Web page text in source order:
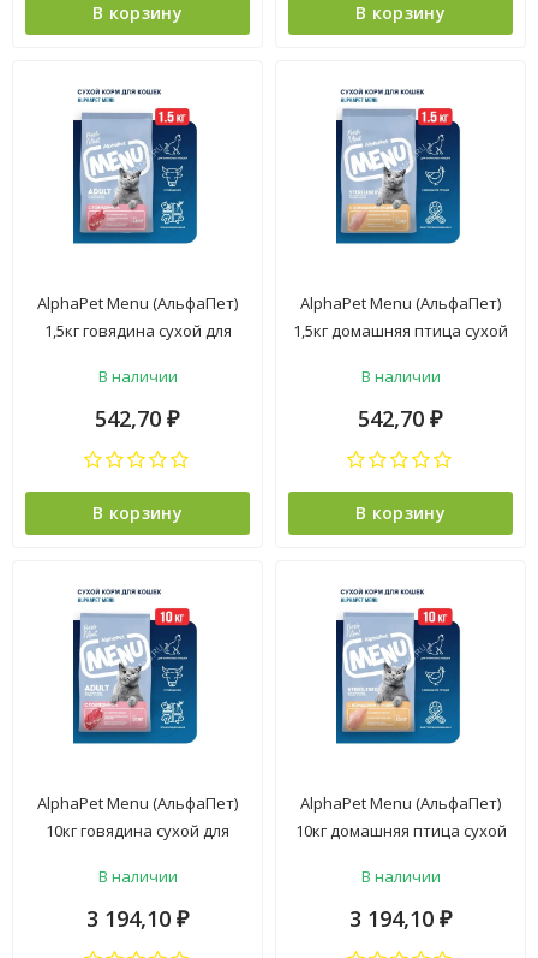
В корзину В корзину
AlphaPet Menu (АльфаПет)
1,5кг говядина сухой для
В наличии
542,70 ₽
В корзину
AlphaPet Menu (АльфаПет)
1,5кг домашняя птица сухой
(652796)
В наличии
542,70 ₽
В корзину
AlphaPet Menu (АльфаПет)
10кг говядина сухой для
В наличии
3 194,10 ₽
AlphaPet Menu (АльфаПет)
10кг домашняя птица сухой
(652802)
В наличии
3 194,10 ₽